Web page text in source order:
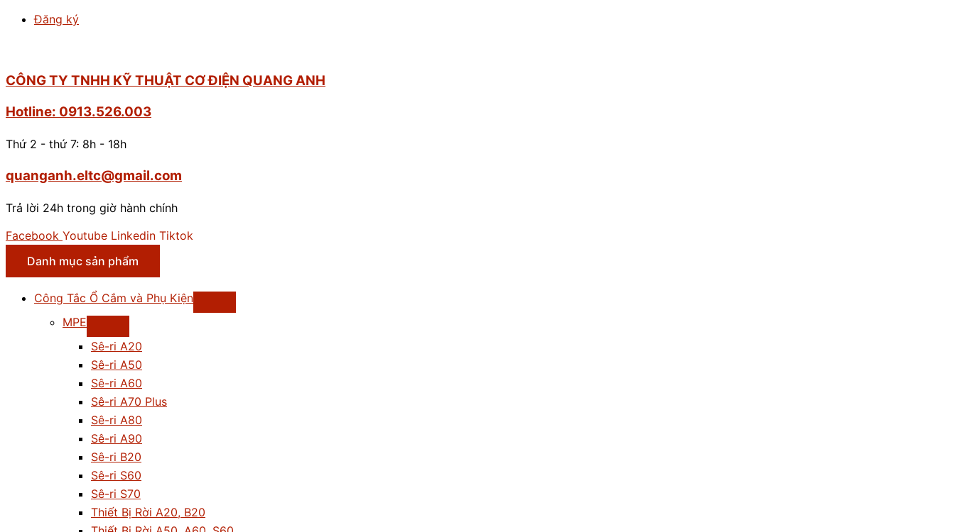
Đăng ký
CÔNG TY TNHH KỸ THUẬT CƠ ĐIỆN QUANG ANH
Hotline: 0913.526.003
Thứ 2 - thứ 7: 8h - 18h
quanganh.eltc@gmail.com
Trả lời 24h trong giờ hành chính
Facebook Youtube Linkedin Tiktok
Danh mục sản phẩm
Công Tắc Ổ Cắm và Phụ Kiện
MPE
Sê-ri A20
Sê-ri A50
Sê-ri A60
Sê-ri A70 Plus
Sê-ri A80
Sê-ri A90
Sê-ri B20
Sê-ri S60
Sê-ri S70
Thiết Bị Rời A20, B20